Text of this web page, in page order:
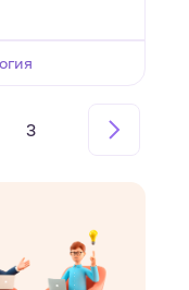
3